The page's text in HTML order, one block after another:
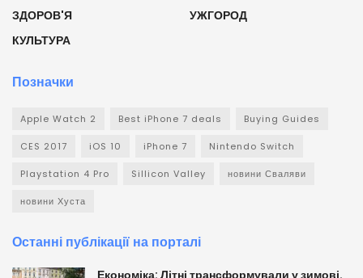
ЗДОРОВ'Я
КУЛЬТУРА
УЖГОРОД
Позначки
Apple Watch 2 Best iPhone 7 deals Buying Guides
CES 2017 iOS 10 iPhone 7 Nintendo Switch
Playstation 4 Pro Sillicon Valley новини Сваляви
новини Хуста
Останні публікації на порталі